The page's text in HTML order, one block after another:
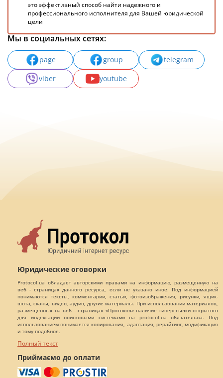
это эффективный способ найти надежного и
профессионального исполнителя для Вашей юридической
цели
Мы в социальных сетях:
page group
telegram
viber
youtube
Юридические оговорки
Protocol.ua обладает авторскими правами на информацию, размещенную на
веб - страницах данного ресурса, если не указано иное. Под информацией
понимаются тексты, комментарии, статьи, фотоизображения, рисунки, ящик-
шота, сканы, видео, аудио, другие материалы. При использовании материалов,
размещенных на веб - страницах «Протокол» наличие гиперссылки открытого
для индексации поисковыми системами на protocol.ua обязательна. Под
использованием понимается копирования, адаптация, рерайтинг, модификация
и тому подобное.
Полный текст
Приймаємо до оплати